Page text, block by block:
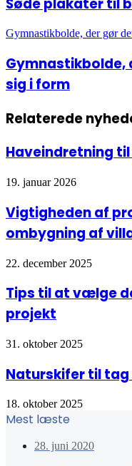
Gymnastikbolde, der gør
Gymnastikbolde,
sig i form
Relaterede
Haveindretning til
19. januar 2026
Vigtigheden af
ombygning af
22. december 2025
Tips til at vælge
projekt
31. oktober 2025
Naturskifer til
18. oktober 2025
Mest læste
28. juni 2020